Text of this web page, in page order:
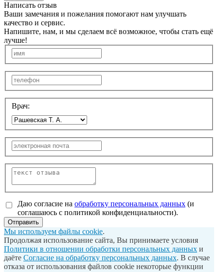
Написать отзыв
Ваши замечания и пожелания помогают нам улучшать
качество и сервис.
Напишите, нам, и мы сделаем всё возможное, чтобы стать ещё
лучше!
Врач:
Даю согласие на обработку персональных данных (и
соглашаюсь с политикой конфиденциальности).
Отправить
Мы используем файлы cookie.
Продолжая использование сайта, Вы принимаете условия
Политики в отношении обработки персональных данных и
даёте Согласие на обработку персональных данных. В случае
отказа от использования файлов cookie некоторые функции